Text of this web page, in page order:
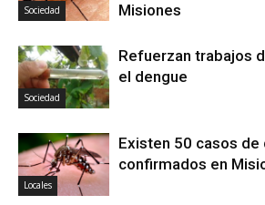
Sociedad
Misiones
Sociedad
Refuerzan trabajos
el dengue
Locales
Existen 50 casos de
confirmados en